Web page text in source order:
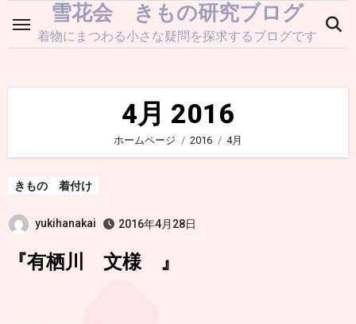
雪花会 きもの研究ブログ
着物にまつわる小さな疑問を探求するブログです
4月 2016
ホームページ 2016 4月
きもの 着付け
yukihanakai 2016年4月28日
『有栖川 文様 』